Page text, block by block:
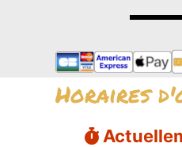
Horaires